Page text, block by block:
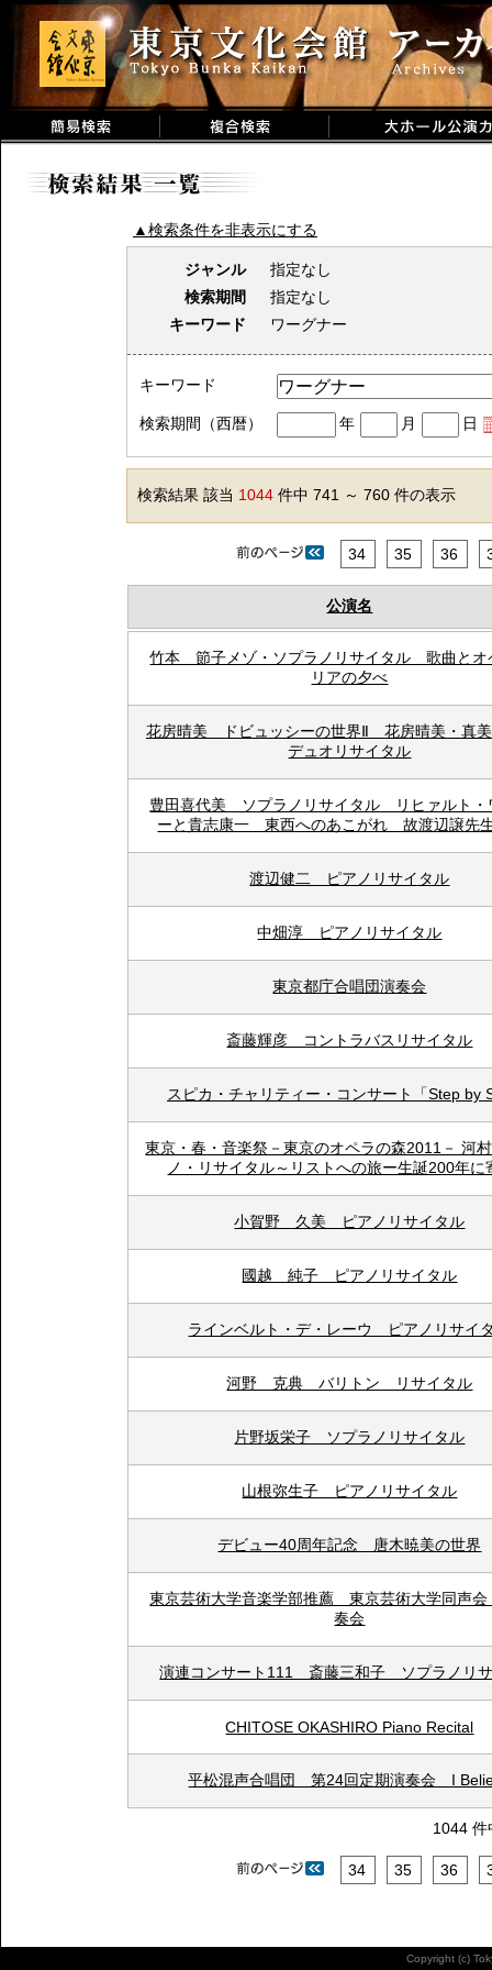
▲検索条件を非表示にする
ジャンル
指定なし
検索期間
指定なし
キーワード
ワーグナー
キーワード
検索期間（西暦） 年 月 日
検索結果 該当 1044 件中 741 ～ 760 件の表示
34 35 36
公演名
竹本 節子メゾ・ソプラノリサイタル 歌曲とオ
リアの夕べ
花房晴美 ドビュッシーの世界Ⅱ 花房晴美・真
デュオリサイタル
豊田喜代美 ソプラノリサイタル リヒァルト・
ーと貴志康一 東西へのあこがれ 故渡辺譲先
渡辺健二 ピアノリサイタル
中畑淳 ピアノリサイタル
東京都庁合唱団演奏会
斎藤輝彦 コントラバスリサイタル
スピカ・チャリティー・コンサート「Step by
東京・春・音楽祭－東京のオペラの森2011－ 河
ノ・リサイタル～リストへの旅ー生誕200年に
小賀野 久美 ピアノリサイタル
國越 純子 ピアノリサイタル
ラインベルト・デ・レーウ ピアノリサイ
河野 克典 バリトン リサイタル
片野坂栄子 ソプラノリサイタル
山根弥生子 ピアノリサイタル
デビュー40周年記念 唐木暁美の世界
東京芸術大学音楽学部推薦 東京芸術大学同声
奏会
演連コンサート111 斎藤三和子 ソプラノリ
CHITOSE OKASHIRO Piano Recital
平松混声合唱団 第24回定期演奏会 I
1044
34 35 36
Copyright (c)